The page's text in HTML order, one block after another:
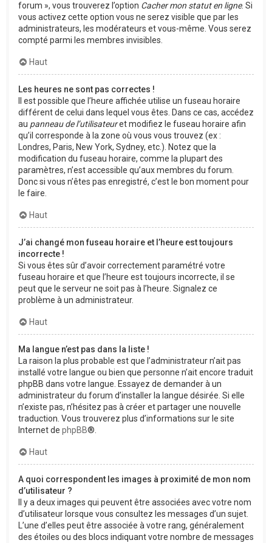
forum », vous trouverez l’option Cacher mon statut en ligne. Si
vous activez cette option vous ne serez visible que par les
administrateurs, les modérateurs et vous-même. Vous serez
compté parmi les membres invisibles.
Haut
Les heures ne sont pas correctes !
Il est possible que l’heure affichée utilise un fuseau horaire
différent de celui dans lequel vous êtes. Dans ce cas, accédez
au panneau de l’utilisateuret modifiez le fuseau horaire afin
qu’il corresponde à la zone où vous vous trouvez (ex :
Londres, Paris, New York, Sydney, etc.). Notez que la
modification du fuseau horaire, comme la plupart des
paramètres, n’est accessible qu’aux membres du forum.
Donc si vous n’êtes pas enregistré, c’est le bon moment pour
le faire.
Haut
J’ai changé mon fuseau horaire et l’heure est toujours
incorrecte !
Si vous êtes sûr d’avoir correctement paramétré votre
fuseau horaire et que l’heure est toujours incorrecte, il se
peut que le serveur ne soit pas à l’heure. Signalez ce
problème à un administrateur.
Haut
Ma langue n’est pas dans la liste !
La raison la plus probable est que l’administrateur n’ait pas
installé votre langue ou bien que personne n’ait encore traduit
phpBB dans votre langue. Essayez de demander à un
administrateur du forum d’installer la langue désirée. Si elle
n’existe pas, n’hésitez pas à créer et partager une nouvelle
traduction. Vous trouverez plus d’informations sur le site
Internet de phpBB®.
Haut
A quoi correspondent les images à proximité de mon nom
d’utilisateur ?
Il y a deux images qui peuvent être associées avec votre nom
d’utilisateur lorsque vous consultez les messages d’un sujet.
L’une d’elles peut être associée à votre rang, généralement
des étoiles ou des blocs indiquant votre nombre de messages